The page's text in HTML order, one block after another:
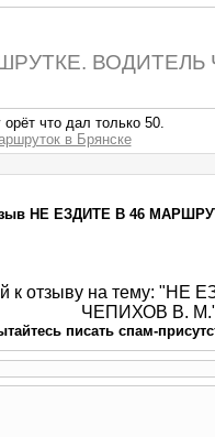
ВОДИТЕЛЬ
что дал только 50.
в Брянске
НЕ ЕЗДИТЕ В 46
к отзыву на тему:
ЧЕПИХОВ В.
писать спам-